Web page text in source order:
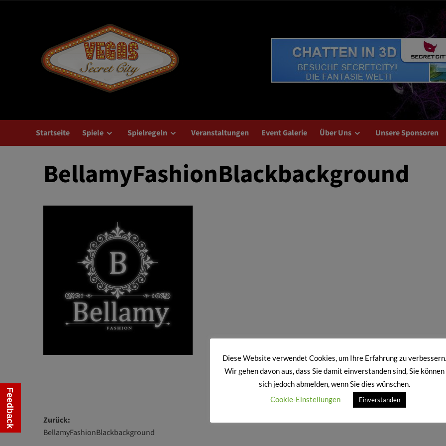
Startseite Spiele Spielregeln Veranstaltungen Event Galerie Über Uns Unsere Sponsoren
BellamyFashionBlackbackground
!!! Teilen Erwünscht !!!
Beitragsnavigation
Zurück:
BellamyFashionBlackbackground
Diese Website verwendet Cookies, um Ihre Erfahrung zu verbessern.
Wir gehen davon aus, dass Sie damit einverstanden sind, Sie können
sich jedoch abmelden, wenn Sie dies wünschen.
Cookie-Einstellungen
Einverstanden
Feedback